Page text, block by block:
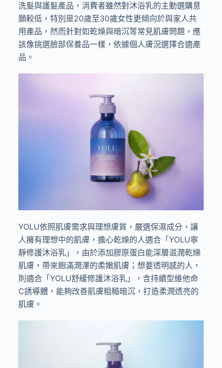
洗髮與護髮產品，消費者雖然對沐浴乳的主動選購意
願較低，特別是20歲至30歲女性更傾向於與家人共
用產品，然而針對如乾燥與暗沉等常見肌膚問題，應
該像挑選臉部保養品一樣，依據個人膚況選擇合適產
品。
YOLU依照肌膚需求與理想膚質，嚴選保濕成分，讓
人擁有理想中的肌膚，擔心乾燥的人適合「YOLU寧
靜修護沐浴乳」，由於添加膠原蛋白能深層滋潤乾燥
肌膚，帶來飽滿潤澤的柔嫩肌膚；想要透明感的人，
則適合「YOLU舒緩修護沐浴乳」，含持續型維他命
C誘導體，能夠改善肌膚粗糙暗沉，打造柔潤透亮的
肌膚。